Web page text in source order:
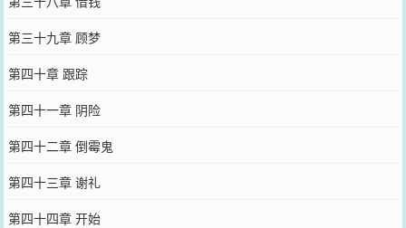
第三十九章 顾梦
第四十章 跟踪
第四十一章 阴险
第四十二章 倒霉鬼
第四十三章 谢礼
第四十四章 开始